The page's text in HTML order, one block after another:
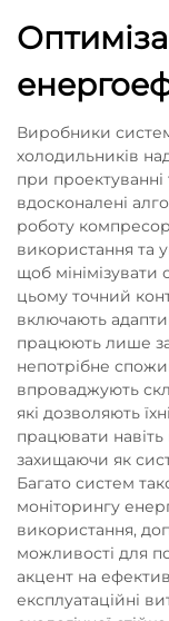
Виробники
холодильників
при проектуванні
вдосконалені
роботу
використання та
щоб мінімізувати
цьому точний
включають
працюють лише
непотрібне
впроваджують
які дозволяють
працювати навіть
захищаючи як
Багато систем
моніторингу
використання,
можливості для
акцент на
експлуатаційні